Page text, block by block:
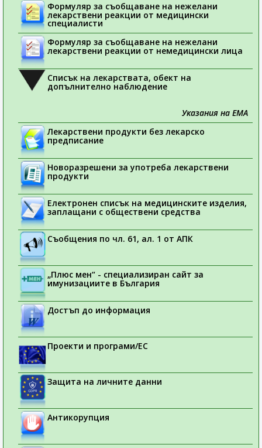
Формуляр за съобщаване на нежелани
лекарствени реакции от медицински
специалисти
Формуляр за съобщаване на нежелани
лекарствени реакции от немедицински лица
Списък на лекарствата, обект на
допълнително наблюдение
Указания на ЕМА
Лекарствени продукти без лекарско
предписание
Новоразрешени за употреба лекарствени
продукти
Електронен списък на медицинските изделия,
заплащани с обществени средства
Съобщения по чл. 61, ал. 1 от АПК
„Плюс мен“ - специализиран сайт за
имунизациите в България
Достъп до информация
Проекти и програми/ЕС
Защита на личните данни
Антикорупция